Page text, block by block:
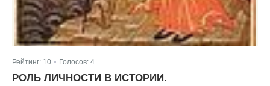
Рейтинг: 10 Голосов: 4
РОЛЬ ЛИЧНОСТИ В ИСТОРИИ.